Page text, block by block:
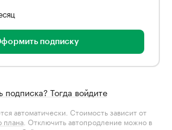
подписку
подписка? Тогда войдите
автоматически. Стоимость зависит от
плана . Отключить автопродление можно в